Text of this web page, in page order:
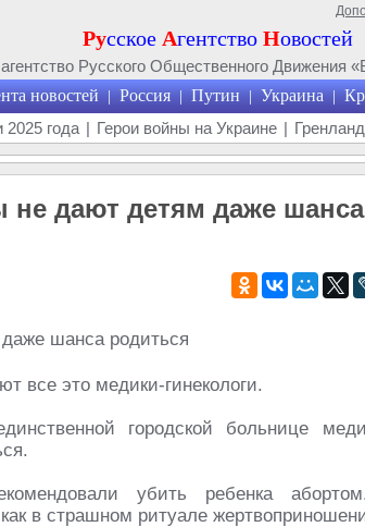
Русское Агентство Новостей
Русского Общественного Движения
новостей | Россия | Путин | Украина |
2025 года | Герои войны на Украине |
не дают детям даже шанса
все это медики-гинекологи.
городской больнице
убить ребенка
в страшном ритуале